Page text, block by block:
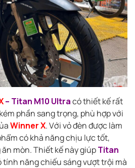
– Titan M10 Ultracó thiết kế rất
phần sang trọng, phù hợp với
Winner X. Với vỏ đèn được làm
có khả năng chịu lực tốt,
mòn. Thiết kế này giúpTitan
tính năng chiếu sáng vượt trội mà